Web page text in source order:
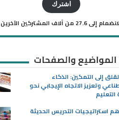
اشترك
إلى 27.6 من آلاف المشتركين الآخرين
المواضيع والصفحات
إلى التمكين: الذكاء
وتعزيز الاتجاه الإيجابي نحو
استراتيجيات التدريس الحديثة